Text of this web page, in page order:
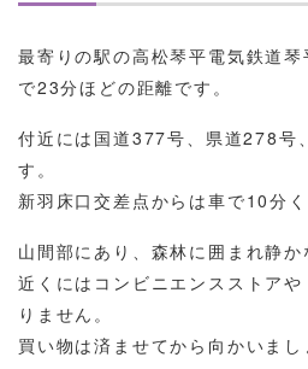
最寄りの駅の高松琴平電気鉄道
で23分ほどの距離です。
付近には国道377号、県道278号
す。
新羽床口交差点からは車で10分く
山間部にあり、森林に囲まれ静か
近くにはコンビニエンスストア
りません。
買い物は済ませてから向かいまし